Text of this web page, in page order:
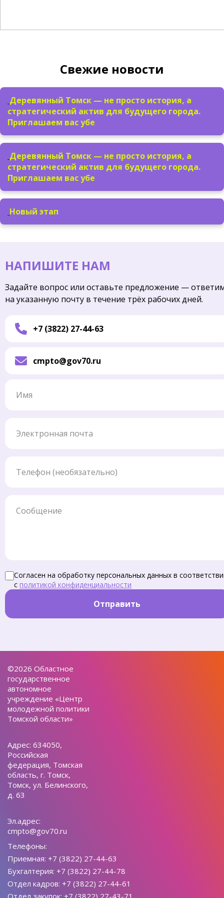
Свежие новости
Деревянный Томск — не просто история, а
стратегический актив для будущего города.
Приглашаем вас убе
Деревянный Томск — не просто история, а
стратегический актив для будущего города.
Приглашаем вас убе
Новый этап
НАПИШИТЕ НАМ
Задайте вопрос или оставьте предложение —
на указанную почту в течение трёх рабочих дней.
+7 (3822) 27-44-63
cmpto@gov70.ru
Согласен на обработку персональных данных в
с политикой конфиденциальности
Отправить
©2026 Областное
государственное
автономное
учреждение «Центр
молодежной политики
Томской области»
Адрес: 634050,
Российская
федерация, Томская
область, г. Томск,
Томск, ул. Белинского,
д. 63
Эл.адрес:
cmpto@gov70.ru
Телефоны:
Приемная: +7 (3822) 27-44-63
Бухгалтерия: +7 (3822) 27-44-78
Отдел кадров: +7 (3822) 27-44-61
Отдел закупок: +7 (3822) 27-43-71